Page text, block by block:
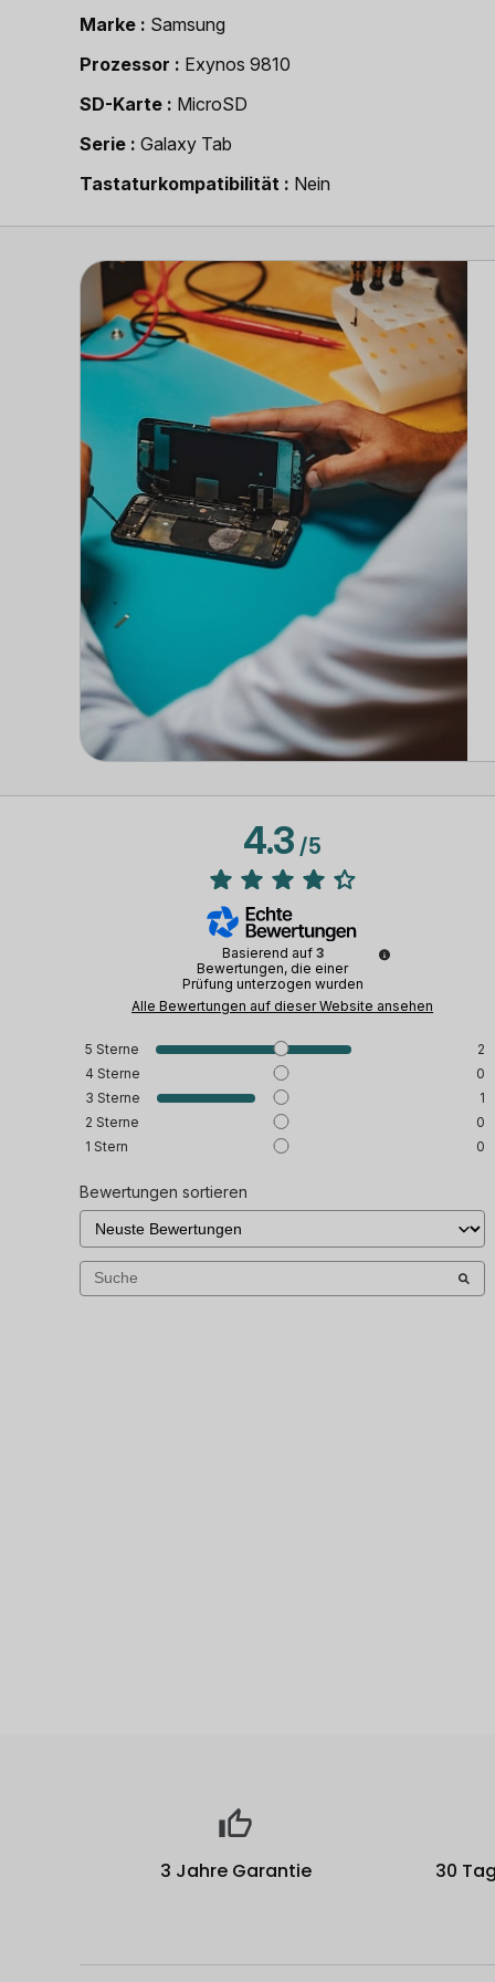
Marke
Samsung
Prozessor
Exynos 9810
SD-Karte
MicroSD
Serie
Galaxy Tab
Tastaturkompatibilität
Nein
4.3/5
Basierend auf 3
Bewertungen, die einer
Prüfung unterzogen wurden
Alle Bewertungen auf dieser Website ansehen
5 Sterne
2
4 Sterne
0
3 Sterne
1
2 Sterne
0
1 Stern 0
Bewertungen sortieren
3 Jahre Garantie 30